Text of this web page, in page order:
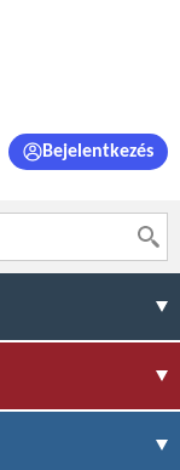
Bejelentkezés